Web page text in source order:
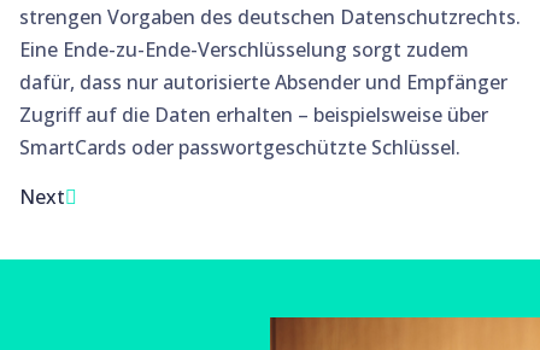
strengen Vorgaben des deutschen Datenschutzrechts.
Eine Ende-zu-Ende-Verschlüsselung sorgt zudem
dafür, dass nur autorisierte Absender und Empfänger
Zugriff auf die Daten erhalten – beispielsweise über
SmartCards oder passwortgeschützte Schlüssel.
Next